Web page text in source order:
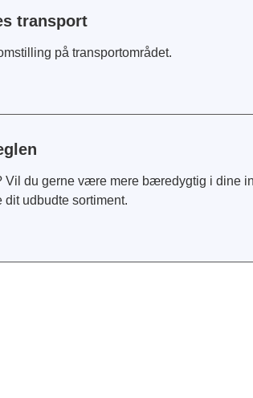
transport
på transportområdet.
Vil du gerne være mere bæredygtig i dine
udbudte sortiment.